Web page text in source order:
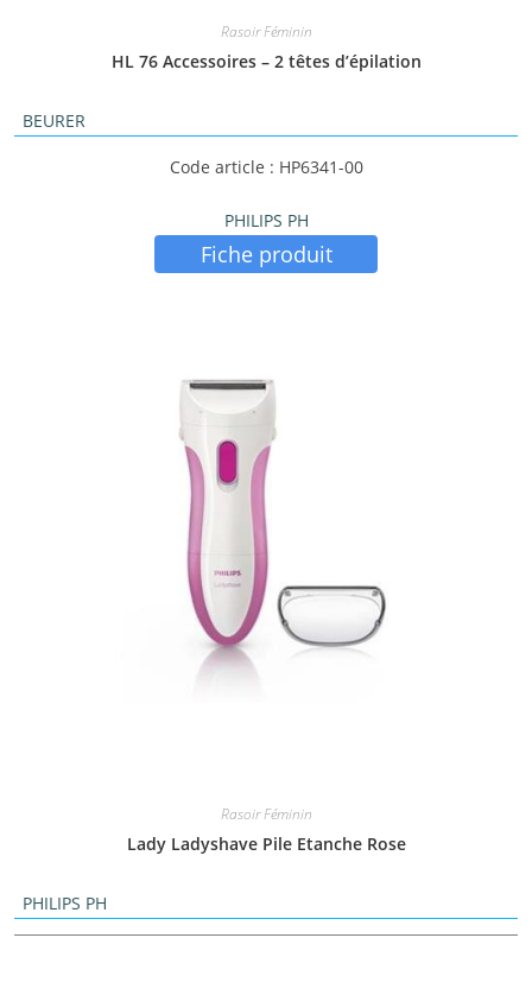
Rasoir Féminin
HL 76 Accessoires – 2 têtes d’épilation
BEURER
Code article : HP6341-00
PHILIPS PH
Fiche produit
Rasoir Féminin
Lady Ladyshave Pile Etanche Rose
PHILIPS PH